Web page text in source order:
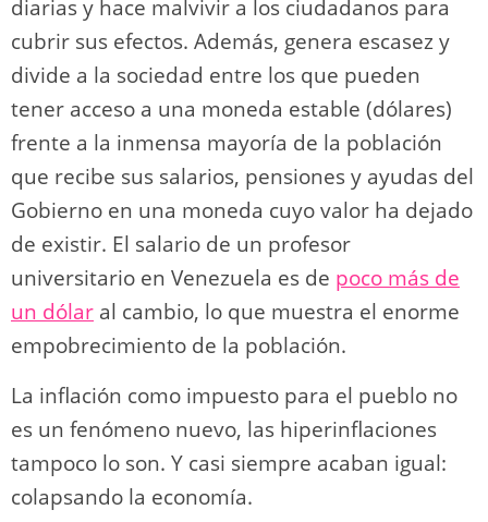
diarias y hace malvivir a los ciudadanos para
cubrir sus efectos. Además, genera escasez y
divide a la sociedad entre los que pueden
tener acceso a una moneda estable (dólares)
frente a la inmensa mayoría de la población
que recibe sus salarios, pensiones y ayudas del
Gobierno en una moneda cuyo valor ha dejado
de existir. El salario de un profesor
universitario en Venezuela es de poco más de
un dólar al cambio, lo que muestra el enorme
empobrecimiento de la población.
La inflación como impuesto para el pueblo no
es un fenómeno nuevo, las hiperinflaciones
tampoco lo son. Y casi siempre acaban igual:
colapsando la economía.